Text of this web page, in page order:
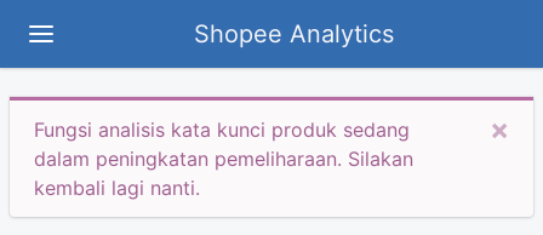
Shopee Analytics
×
Fungsi analisis kata kunci produk sedang
dalam peningkatan pemeliharaan. Silakan
kembali lagi nanti.